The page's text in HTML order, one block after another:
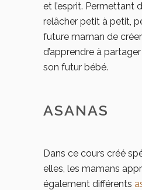
et l’esprit. Permettant
relâcher petit à petit,
future maman de
d’apprendre à
son futur bébé.
ASANAS
Dans ce cours créé
elles, les mamans
également différents